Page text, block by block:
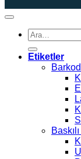
Ara:
Etiketler